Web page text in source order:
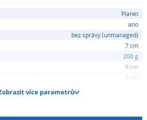
Planet
ano
bez správy (unmanaged)
7 cm
200 g
9 cm
3 cm
více parametrů